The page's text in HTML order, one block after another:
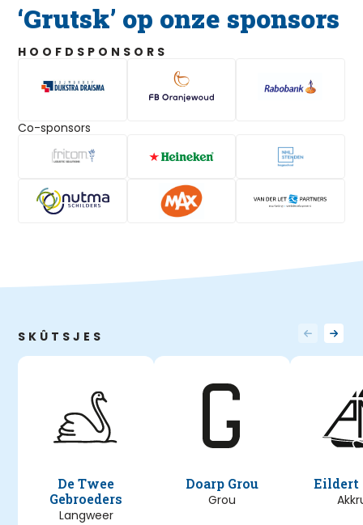
‘Grutsk’ op onze sponsors
Co-sponsors
HOOFDSPONSORS
SKÛTSJES
De Twee
Gebroeders
Langweer
Doarp Grou
Grou
Eildert